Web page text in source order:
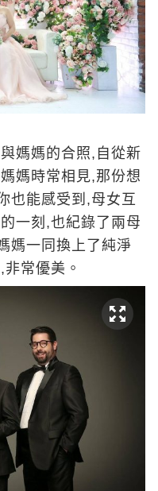
媽媽的合照,自從新
媽時常相見,那份想
也能感受到,母女互
一刻,也紀錄了兩母
媽一同換上了純淨
常優美。